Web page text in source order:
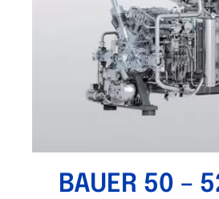
BAUER 50 –